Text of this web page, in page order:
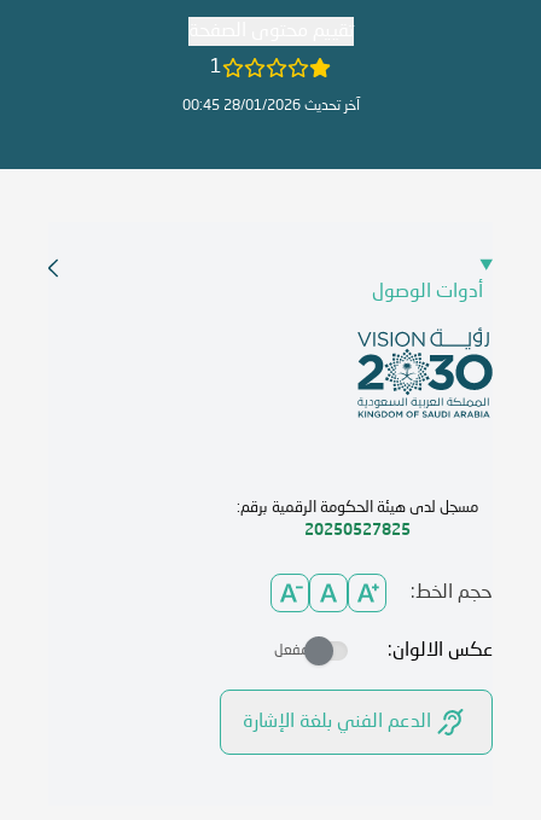
1
آخر تحديث 28/01/2026 00:45
أدوات الوصول
مسجل لدى هيئة الحكومة الرقمية برقم:
20250527825
حجم الخط:
عكس الالوان: مفعل
الدعم الفني بلغة الإشارة